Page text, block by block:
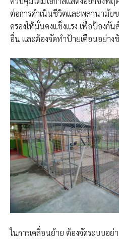
ต่อการดำเนินชีวิตและพลานามัย
ครองให้มั่นคงแข็งแรง เพื่อป้องกั
อื่น และต้องจัดทำป้ายเตือนอย่าง
ในการเคลื่อนย้าย ต้องจัดระบบอ